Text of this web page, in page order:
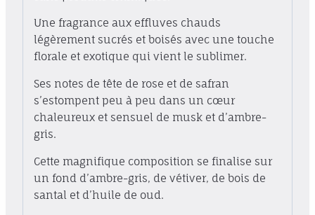
Une fragrance aux effluves chauds
légèrement sucrés et boisés avec une touche
florale et exotique qui vient le sublimer.
Ses notes de tête de rose et de safran
s’estompent peu à peu dans un cœur
chaleureux et sensuel de musk et d’ambre-
gris.
Cette magnifique composition se finalise sur
un fond d’ambre-gris, de vétiver, de bois de
santal et d’huile de oud.